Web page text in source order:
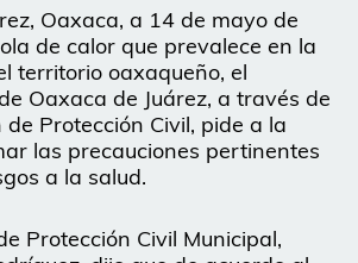
Oaxaca, a 14 de mayo de
de calor que prevalece en la
territorio oaxaqueño, el
Oaxaca de Juárez, a través de
de Protección Civil, pide a la
las precauciones pertinentes
a la salud.
Protección Civil Municipal,